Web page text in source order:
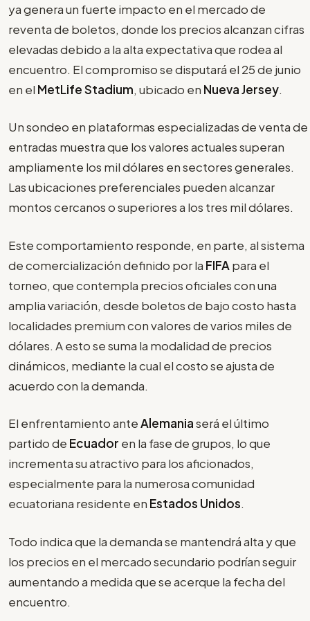
ya genera un fuerte impacto en el mercado de
reventa de boletos, donde los precios alcanzan cifras
elevadas debido a la alta expectativa que rodea al
encuentro. El compromiso se disputará el 25 de junio
en el MetLife Stadium, ubicado en Nueva Jersey.
Un sondeo en plataformas especializadas de venta de
entradas muestra que los valores actuales superan
ampliamente los mil dólares en sectores generales.
Las ubicaciones preferenciales pueden alcanzar
montos cercanos o superiores a los tres mil dólares.
Este comportamiento responde, en parte, al sistema
de comercialización definido por la FIFA para el
torneo, que contempla precios oficiales con una
amplia variación, desde boletos de bajo costo hasta
localidades premium con valores de varios miles de
dólares. A esto se suma la modalidad de precios
dinámicos, mediante la cual el costo se ajusta de
acuerdo con la demanda.
El enfrentamiento anteAlemaniaserá el último
partido de Ecuador en la fase de grupos, lo que
incrementa su atractivo para los aficionados,
especialmente para la numerosa comunidad
ecuatoriana residente en Estados Unidos.
Todo indica que la demanda se mantendrá alta y que
los precios en el mercado secundario podrían seguir
aumentando a medida que se acerque la fecha del
encuentro.